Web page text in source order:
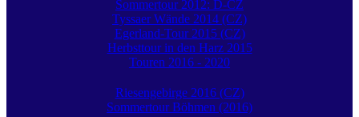
Sommertour 2012: D-CZ
Tyssaer Wände 2014 (CZ)
Egerland-Tour 2015 (CZ)
Herbsttour in den Harz 2015
Touren 2016 - 2020
Riesengebirge 2016 (CZ)
Sommertour Böhmen (2016)